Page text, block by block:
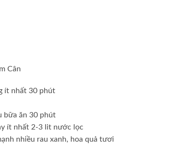
Cân
ít nhất 30 phút
bữa ăn 30 phút
ít nhất 2-3 lit nước lọc
nhiều rau xanh, hoa quả tươi